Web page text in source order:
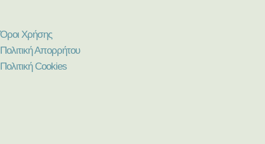
Όροι Χρήσης
Πολιτική Απορρήτου
Πολιτική Cookies